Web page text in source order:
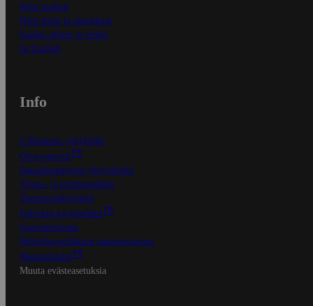
Näin maksat
Näin tilaat ja muokkaat
Kaikki ohjeet ja vinkit
In English
Info
S-Business yrityksille
Oiva-raportit
Osuuskauppojen yhteystiedot
Tilaus- ja toimitusehdot
Tietosuojakäytäntö
Palvelun käyttöehdot
Saavutettavuus
Mobiilisovelluksen saavutettavuus
Mainostajalle
Muuta evästeasetuksia